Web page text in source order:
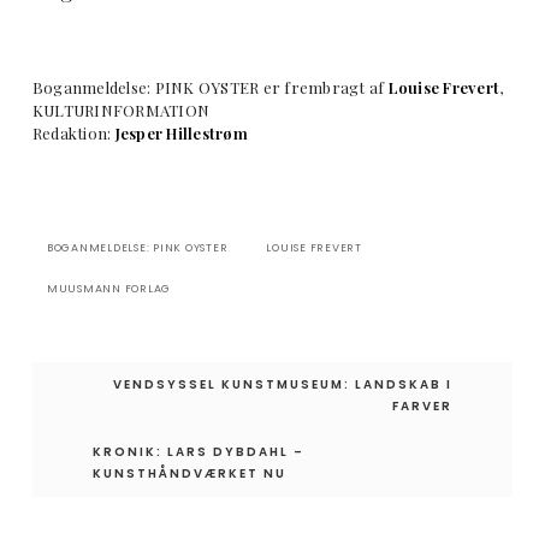
Boganmeldelse: PINK OYSTER er frembragt afLouise Frevert,
KULTURINFORMATION
Redaktion: Jesper Hillestrøm
BOGANMELDELSE: PINK OYSTER LOUISE FREVERT
MUUSMANN FORLAG
Indlægsnavigation
VENDSYSSEL KUNSTMUSEUM: LANDSKAB I
FARVER
KRONIK: LARS DYBDAHL –
KUNSTHÅNDVÆRKET NU